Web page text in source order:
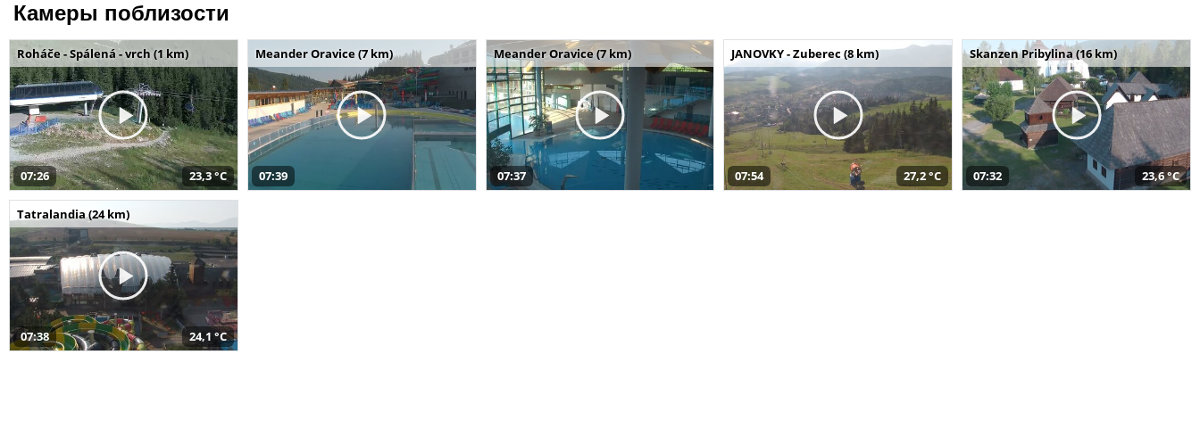
Камеры поблизости
Roháče - Spálená - vrch (1 km)
07:26 23,3 °C
Meander Oravice (7 km)
07:39
Meander Oravice (7 km)
07:37
JANOVKY - Zuberec (8 km)
07:54 27,2 °C
Skanzen Pribylina (16 km)
07:32 23,6 °C
Tatralandia (24 km)
07:38 24,1 °C